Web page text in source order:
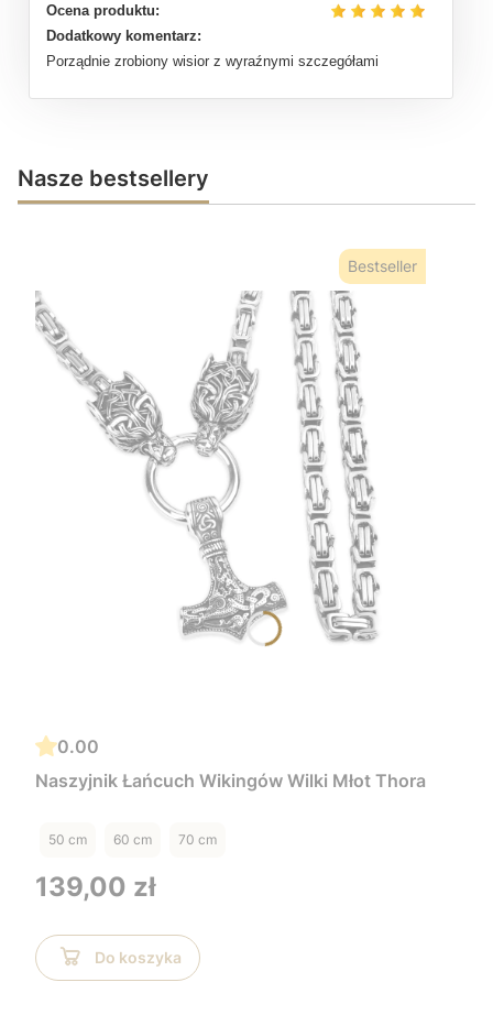
Ocena produktu:
Dodatkowy komentarz:
Porządnie zrobiony wisior z wyraźnymi szczegółami
Nasze bestsellery
Bestseller
0.00
Naszyjnik Łańcuch Wikingów Wilki Młot Thora
50 cm 60 cm 70 cm
Cena
139,00 zł
Do koszyka